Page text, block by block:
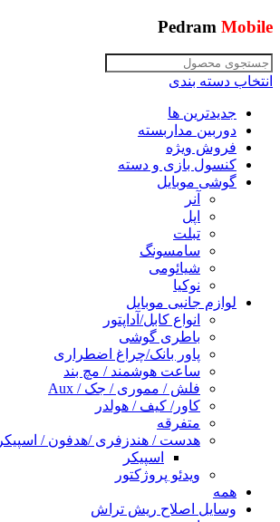
Pedram Mobile
انتخاب دسته بندی
جدیدترین ها
دوربین مداربسته
فروش ویژه
کنسول بازی و دسته
گوشی موبایل
آنر
اپل
تبلت
سامسونگ
شیائومی
نوکیا
لوازم جانبی موبایل
انواع کابل/آداپتور
باطری گوشی
پاور بانک/چراغ اضطراری
ساعت هوشمند / مچ بند
فلش / مموری / جک / Aux
کاور/ کیف / هولدر
متفرقه
هدست / هندزفری /هدفون / اسپیکر
اسپیکر
ویدئو پروژکتور
همه
وسایل اصلاح ریش تراش